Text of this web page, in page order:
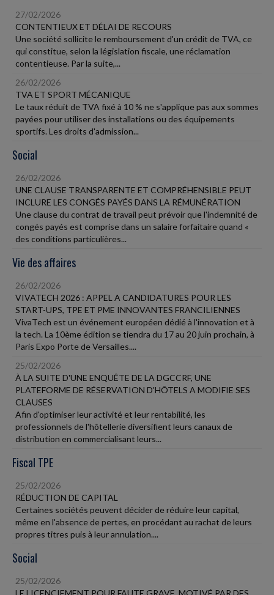
27/02/2026
CONTENTIEUX ET DÉLAI DE RECOURS
Une société sollicite le remboursement d'un crédit de TVA, ce
qui constitue, selon la législation fiscale, une réclamation
contentieuse. Par la suite,...
26/02/2026
TVA ET SPORT MÉCANIQUE
Le taux réduit de TVA fixé à 10 % ne s'applique pas aux sommes
payées pour utiliser des installations ou des équipements
sportifs. Les droits d'admission...
Social
26/02/2026
UNE CLAUSE TRANSPARENTE ET COMPRÉHENSIBLE PEUT
INCLURE LES CONGÉS PAYÉS DANS LA RÉMUNÉRATION
Une clause du contrat de travail peut prévoir que l'indemnité de
congés payés est comprise dans un salaire forfaitaire quand «
des conditions particulières...
Vie des affaires
26/02/2026
VIVATECH 2026 : APPEL A CANDIDATURES POUR LES
START-UPS, TPE ET PME INNOVANTES FRANCILIENNES
VivaTech est un événement européen dédié à l'innovation et à
la tech. La 10ème édition se tiendra du 17 au 20 juin prochain, à
Paris Expo Porte de Versailles....
25/02/2026
À LA SUITE D'UNE ENQUÊTE DE LA DGCCRF, UNE
PLATEFORME DE RÉSERVATION D'HÔTELS A MODIFIE SES
CLAUSES
Afin d'optimiser leur activité et leur rentabilité, les
professionnels de l'hôtellerie diversifient leurs canaux de
distribution en commercialisant leurs...
Fiscal TPE
25/02/2026
RÉDUCTION DE CAPITAL
Certaines sociétés peuvent décider de réduire leur capital,
même en l'absence de pertes, en procédant au rachat de leurs
propres titres puis à leur annulation....
Social
25/02/2026
LE LICENCIEMENT POUR FAUTE GRAVE, MOTIVÉ PAR DES